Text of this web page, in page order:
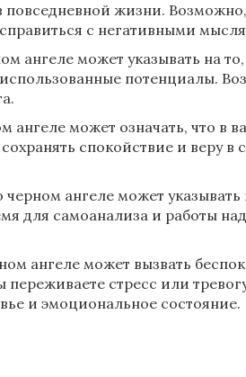
повседневной жизни.
с негативными
ангеле может указывать на
потенциалы.
ангеле может означать, что в
спокойствие и веру в
черном ангеле может
для самоанализа и работы
ангеле может вызвать
переживаете стресс или
и эмоциональное состояние.